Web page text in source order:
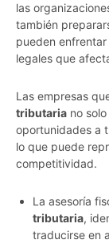
las
también
pueden
legales que
Las empresas
tributaria no
oportunidades a
lo que puede
competitividad.
La asesoría
tributaria,
traducirse en